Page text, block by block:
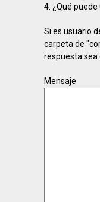
4. ¿Qué
Si es usuario
carpeta de
respuesta sea
Mensaje